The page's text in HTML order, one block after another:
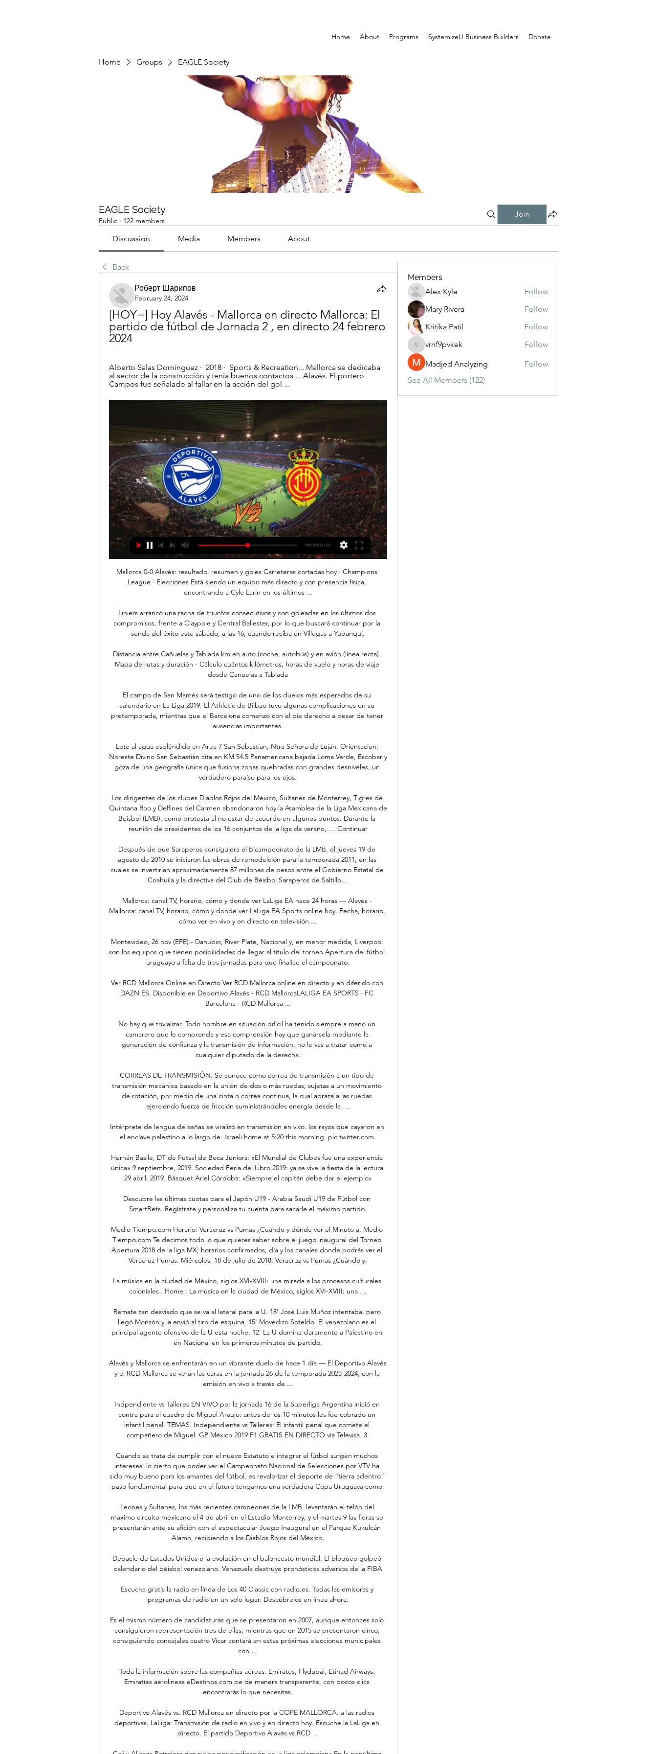
Home About Programs SystemizeU Business Builders Donate
Home Groups EAGLE Society
EAGLE Society
Public · 122 members
Join
Discussion Media Members About
Back
Роберт Шарипов
February 24, 2024
[HOY=] Hoy Alavés - Mallorca en directo Mallorca: El
partido de fútbol de Jornada 2 , en directo 24 febrero
2024
Alberto Salas Domínguez ·  2018 · ‎ Sports & Recreation... Mallorca se dedicaba
al sector de la construcción y tenía buenos contactos ... Alavés. El portero
Campos fue señalado al fallar en la acción del gol ...
Mallorca 0-0 Alavés: resultado, resumen y goles Carreteras cortadas hoy · Champions League · Elecciones Está siendo un equipo más directo y con presencia física, encontrando a Cyle Larin en los últimos ...

Liniers arrancó una racha de triunfos consecutivos y con goleadas en los últimos dos compromisos, frente a Claypole y Central Ballester, por lo que buscará continuar por la senda del éxito este sábado, a las 16, cuando reciba en Villegas a Yupanqui.

Distancia entre Cañuelas y Tablada km en auto (coche, autobús) y en avión (línea recta). Mapa de rutas y duración - Cálculo cuántos kilómetros, horas de vuelo y horas de viaje desde Canuelas a Tablada

El campo de San Mamés será testigo de uno de los duelos más esperados de su calendario en La Liga 2019. El Athletic de Bilbao tuvo algunas complicaciones en su pretemporada, mientras que el Barcelona comenzó con el pie derecho a pesar de tener ausencias importantes.

Lote al agua espléndido en Area 7 San Sebastian, Ntra Señora de Luján. Orientacion: Noreste Divino San Sebastián cita en KM 54.5 Panamericana bajada Loma Verde, Escobar y goza de una geografía única que fusiona zonas quebradas con grandes desniveles, un verdadero paraíso para los ojos.

Los dirigentes de los clubes Diablos Rojos del México, Sultanes de Monterrey, Tigres de Quintana Roo y Delfines del Carmen abandonaron hoy la Asamblea de la Liga Mexicana de Beisbol (LMB), como protesta al no estar de acuerdo en algunos puntos. Durante la reunión de presidentes de los 16 conjuntos de la liga de verano, … Continuar

Después de que Saraperos consiguiera el Bicampeonato de la LMB, el jueves 19 de agosto de 2010 se iniciaron las obras de remodelción para la temporada 2011, en las cuales se invertirían aproximadamente 87 millones de pesos entre el Gobierno Estatal de Coahuila y la directiva del Club de Béisbol Saraperos de Saltillo…

Mallorca: canal TV, horario, cómo y donde ver LaLiga EA hace 24 horas — Alavés - Mallorca: canal TV, horario, cómo y donde ver LaLiga EA Sports online hoy. Fecha, horario, cómo ver en vivo y en directo en televisión ...

Montevideo, 26 nov (EFE).- Danubio, River Plate, Nacional y, en menor medida, Liverpool son los equipos que tienen posibilidades de llegar al título del torneo Apertura del fútbol uruguayo a falta de tres jornadas para que finalice el campeonato.

Ver RCD Mallorca Online en Directo Ver RCD Mallorca online en directo y en diferido con DAZN ES. Disponible en Deportivo Alavés - RCD MallorcaLALIGA EA SPORTS · FC Barcelona - RCD Mallorca ...

No hay que trivializar. Todo hombre en situación difícil ha tenido siempre a mano un camarero que le comprenda y esa comprensión hay que ganársela mediante la generación de confianza y la transmisión de información, no le vas a tratar como a cualquier diputado de la derecha.

CORREAS DE TRANSMISIÓN. Se conoce como correa de transmisión a un tipo de transmisión mecánica basado en la unión de dos o más ruedas, sujetas a un movimiento de rotación, por medio de una cinta o correa continua, la cual abraza a las ruedas ejerciendo fuerza de fricción suministrándoles energía desde la …

Intérprete de lengua de señas se viralizó en transmisión en vivo. los rayos que cayeron en el enclave palestino a lo largo de. Israeli home at 5:20 this morning. pic.twitter.com.

Hernán Basile, DT de Futsal de Boca Juniors: «El Mundial de Clubes fue una experiencia única» 9 septiembre, 2019. Sociedad Feria del Libro 2019: ya se vive la fiesta de la lectura 29 abril, 2019. Básquet Ariel Córdoba: «Siempre el capitán debe dar el ejemplo»

Descubre las últimas cuotas para el Japón U19 - Arabia Saudí U19 de Fútbol con SmartBets. Regístrate y personaliza tu cuenta para sacarle el máximo partido.

Medio Tiempo.com Horario: Veracruz vs Pumas ¿Cuándo y dónde ver el Minuto a. Medio Tiempo.com Te decimos todo lo que quieres saber sobre el juego inaugural del Torneo Apertura 2018 de la liga MX; horarios confirmados, día y los canales donde podrás ver el Veracruz-Pumas. Miércoles, 18 de julio de 2018. Veracruz vs Pumas ¿Cuándo y.

La música en la ciudad de México, siglos XVI-XVIII: una mirada a los procesos culturales coloniales . Home ; La música en la ciudad de México, siglos XVI-XVIII: una …

Remate tan desviado que se va al lateral para la U. 18' José Luis Muñoz intentaba, pero llegó Monzón y la envió al tiro de esquina. 15' Movedizo Soteldo. El venezolano es el principal agente ofensivo de la U esta noche. 12' La U domina claramente a Palestino en en Nacional en los primeros minutos de partido.

Alavés y Mallorca se enfrentarán en un vibrante duelo de hace 1 día — El Deportivo Alavés y el RCD Mallorca se verán las caras en la jornada 26 de la temporada 2023-2024, con la emisión en vivo a través de ...

Indpendiente vs Talleres EN VIVO por la jornada 16 de la Superliga Argentina inició en contra para el cuadro de Miguel Araujo: antes de los 10 minutos les fue cobrado un infantil penal. TEMAS. Independiente vs Talleres: El infantil penal que comete el compañero de Miguel. GP México 2019 F1 GRATIS EN DIRECTO vía Televisa. 3.

Cuando se trata de cumplir con el nuevo Estatuto e integrar el fútbol surgen muchos intereses, lo cierto que poder ver el Campeonato Nacional de Selecciones por VTV ha sido muy bueno para los amantes del fútbol, es revalorizar el deporte de “tierra adentro” paso fundamental para que en el futuro tengamos una verdadera Copa Uruguaya como.

Leones y Sultanes, los más recientes campeones de la LMB, levantarán el telón del máximo circuito mexicano el 4 de abril en el Estadio Monterrey; y el martes 9 las fieras se presentarán ante su afición con el espectacular Juego Inaugural en el Parque Kukulcán Alamo, recibiendo a los Diablos Rojos del México.

Debacle de Estados Unidos o la evolución en el baloncesto mundial. El bloqueo golpeó calendario del béisbol venezolano. Venezuela destruye pronósticos adversos de la FIBA

Escucha gratis la radio en línea de Los 40 Classic con radio.es. Todas las emisoras y programas de radio en un solo lugar. Descúbrelos en línea ahora.

Es el mismo número de candidaturas que se presentaron en 2007, aunque entonces solo consiguieron representación tres de ellas, mientras que en 2015 se presentaron cinco, consiguiendo concejales cuatro Vícar contará en estas próximas elecciones municipales con …

Toda la información sobre las compañías aéreas: Emirates, Flydubai, Etihad Airways. Emiratíes aerolíneas eDestinos.com.pe de manera transparente, con pocos clics encontrarás lo que necesitas.

Deportivo Alavés vs. RCD Mallorca en directo por la COPE MALLORCA. a las radios deportivas. LaLiga: Transmisión de radio en vivo y en directo hoy. Escuche la LaLiga en directo. El partido Deportivo Alavés vs RCD ...

Cali y Alianza Petrolera dan pelea por clasificación en la liga colombiana En la penúltima fecha de la liga colombiana de fútbol el Deportivo Cali logró escalar hoy un nuevo peldaño para acercarse a la clasificación, selecto grupo por el que también sigue dando la pelea el Alianza Petrolera.

RCD Mallorca Vive todos los partidos del RCD Mallorca en nuestra retransmisión 'Play Red Live'. · PLAY RED LIVE DEPORTIVO ALAVÉS vs RCD MALLORCA MATCH DAY 26 / 23-24 ( ...

departamentos Lo Barnechea VENTA SIN COMISIÓN! superficie interior: 299,61 m2 superficie terraza: 54,29 m2 Departamentos incluyen 4 estacionamientos con posibilidad de un 5to. Exclusivo departamento en venta. Proyecto de lujo proyectado por la prestigiosa oficina de arquitectura de Squella Arquitectos. Este proyecto cuenta con 36 exclusivos departamentos, en una ubicación privilegiada de La.

Houston (EE.UU.), 18 jun (EFE).- Las selecciones de Estados Unidos y Panamá hicieron buenos los pronósticos al conseguir sendas victorias por 4-0 y 2-0 frente a las de Guyana y Trinidad y Tobago, respectivamente, en la primera doble jornada del …

Deportivo Alavés-Real Mallorca: horario y dónde ver el hace 2 días — Hoy es noticia: Caso mascarillas · Jeroni Albertí · Caída en Palma · Mallorca directo por DAZN. Además, podrá conocer todos los detalles del ...

Atlético y Godoy Cruz estarán enfrentándose por la tercera fecha de la Superliga hoy a partir de las 15.30. El encuentro que se disputará en el Estadio Monumental José Fierro tendrá como árbitro a Darío Herrera y será transmisión del equipo de Mas Deportes. Ambos equipos se enfrentaron cinco veces en la máxima categoría del […]

San Lorenzo de Almagro buscará hoy cerrar su año futbolístico con la primera victoria en el ciclo de Jorge Almirón como entrenador, cuando reciba a Estudiantes de La Plata en el Nuevo Gasómetro. El partido, correspondiente a la decimoquinta fecha de la Superliga Argentina de Fútbol , se jugará desde las 17.10, con arbitraje de Hernán Mastrángelo y transmisión de TNT Sports.

Álvaro Navarro puso en ventaja a los violetas a los 18’ y Gonzalo Barreto empató para los bohemios a los 45’ cuando estaban con 10 hombres por la Defensor Sporting y Wanderers igualaron en el Franzini: 1-1 - UDigital | En red, estamos.

América 0-0 San Luis EN VIVO ONLINE: sigue la transmisión del partido por Liga MX. 01:10;. 2019 M10 27 Molina ¿Sabías que todas las personas deberían consumir ácido fólico?. Paula Arias confirma la rivalidad entre Kate Candela y Daniela Darcourt.

CA Temperley vs Atlético Lanus - en vivo y predicciones.. Para utilizar el servicio de 'Imágenes en directo' deberá iniciar sesión y tener fondos en la cuenta o haber realizado una apuesta en las últimas 24 horas. 68' Live.. CA Temperley vs Ferro Carril Oeste. 30/11/19 12:00. CA Temperley vs Estudiantes Rio Cuarto. 8/2/20 12:00.

Fue una noche complicada para Venados FC Yucatán, que cayó por marcador de 1-3 ante los fronterizos FC Juárez en el estadio Carlos Iturralde Rivero en la fecha 6 del Apertura 2018 del Ascenso MX y con ello los ciervos perdieron el invicto en casa.

Periódico diario de noticias de Madrid y sus municipios con actualidad política, cultura, ocio y deportes de la Comunidad de Madrid. Qué hacer, ayuntamiento, publicidad.

Ahora te t
Members
Alex Kyle
Follow
Mary Rivera
Follow
Kritika Patil
Follow
vrnf9pvkek
vrnf9pvkek Follow
Madjed Analyzing
Follow
See All Members (122)